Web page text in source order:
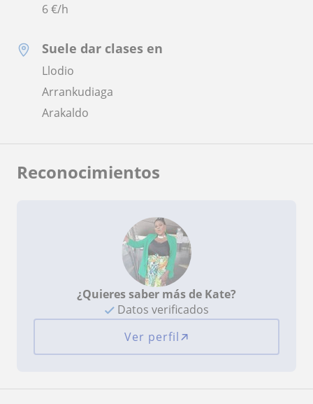
6€/h
Suele dar clases en
Llodio
Arrankudiaga
Arakaldo
Reconocimientos
¿Quieres saber más de Kate?
Datos verificados
Ver perfil